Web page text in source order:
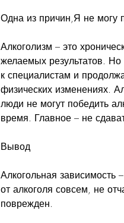
Одна из причин,Я не могу
Алкоголизм – это
желаемых результатов. Но
к специалистам и
физических изменениях.
люди не могут победить
время. Главное – не
Вывод
Алкогольная зависимость
от алкоголя совсем, не
поврежден.